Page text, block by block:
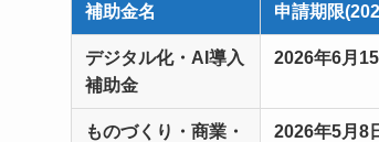
補助金名 申請期限
デジタル化・AI導入
補助金
2026年6月
ものづくり・商業・
2026年5月8